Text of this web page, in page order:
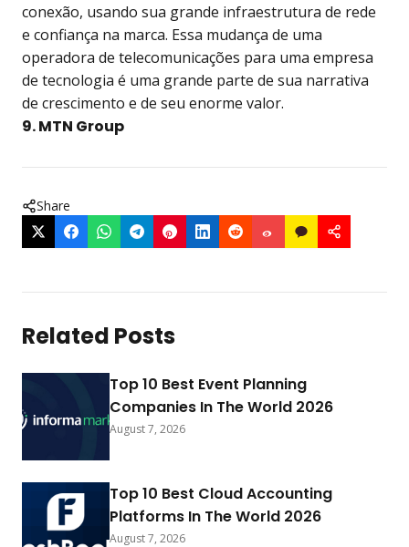
conexão, usando sua grande infraestrutura de rede
e confiança na marca. Essa mudança de uma
operadora de telecomunicações para uma empresa
de tecnologia é uma grande parte de sua narrativa
de crescimento e de seu enorme valor.
9. MTN Group
Share
Related Posts
Top 10 Best Event Planning
Companies In The World 2026
August 7, 2026
Top 10 Best Cloud Accounting
Platforms In The World 2026
August 7, 2026